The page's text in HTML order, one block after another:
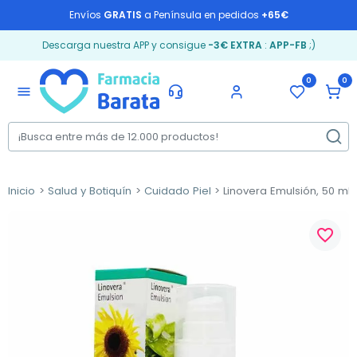
Envíos GRATIS a Península en pedidos +65€
Descarga nuestra APP y consigue -3€ EXTRA: APP-FB ;)
menu
0 0
Inicio Salud y Botiquín Cuidado Piel Linovera Emulsión, 50 ml
favorite_border